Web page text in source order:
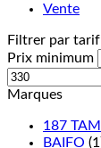
Vente
Filtrer par tarif
Prix minimum
Marques
187
BAIFO